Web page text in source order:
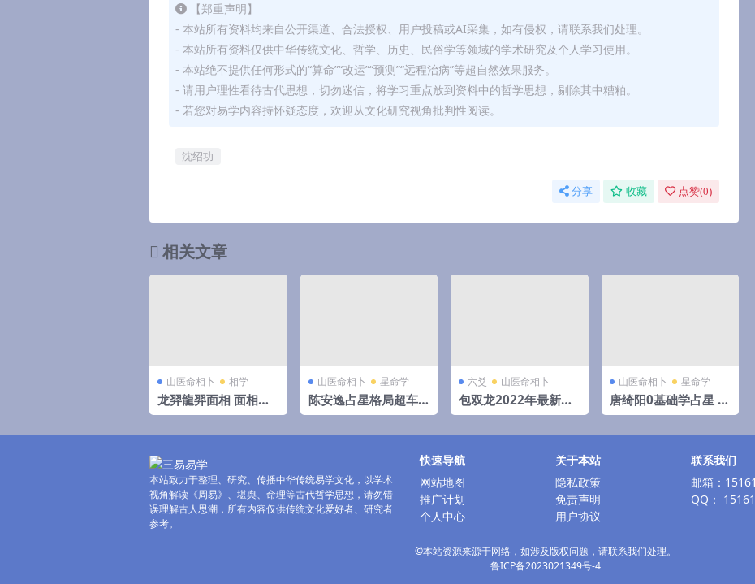
【郑重声明】
- 本站所有资料均来自公开渠道、合法授权、用户投稿或AI采集，如有侵权，请联系我们处理。
- 本站所有资料仅供中华传统文化、哲学、历史、民俗学等领域的学术研究及个人学习使用。
- 本站绝不提供任何形式的“算命”“改运”“预测”“远程治病”等超自然效果服务。
- 请用户理性看待古代思想，切勿迷信，将学习重点放到资料中的哲学思想，剔除其中糟粕。
- 若您对易学内容持怀疑态度，欢迎从文化研究视角批判性阅读。
沈绍功
分享 收藏 点赞(0)
相关文章
山医命相卜 相学
龙羿龍羿面相 面相精
英版60集
山医命相卜 星命学
陈安逸占星格局超车
营27集
六爻 山医命相卜
包双龙2022年最新六
爻择日外应终生vip课
山医命相卜 星命学
唐绮阳0基础学占星 I
10大行星大解析78集
本站致力于整理、研究、传播中华传统易学文化，以学术
视角解读《周易》、堪舆、命理等古代哲学思想，请勿错
误理解古人思潮，所有内容仅供传统文化爱好者、研究者
参考。
快速导航
网站地图
推广计划
个人中心
关于本站
隐私政策
免责声明
用户协议
联系我们
邮箱：
QQ：
©本站资源来源于网络，如涉及版权问题，请联系我们处理。
鲁ICP备2023021349号-4